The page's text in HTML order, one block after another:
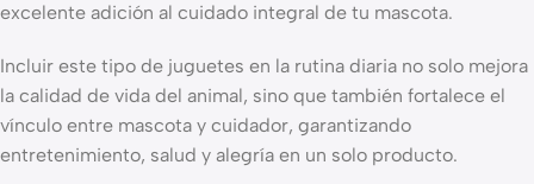
excelente adición al cuidado integral de tu mascota.
Incluir este tipo de juguetes en la rutina diaria no solo mejora
la calidad de vida del animal, sino que también fortalece el
vínculo entre mascota y cuidador, garantizando
entretenimiento, salud y alegría en un solo producto.